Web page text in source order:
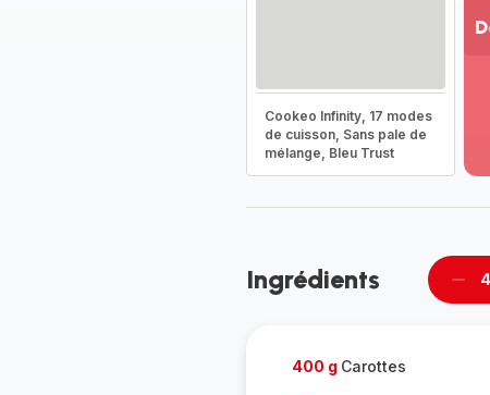
Cookeo Infinity, 17 modes
de cuisson, Sans pale de
mélange, Bleu Trust
Ingrédients
400 g Carottes